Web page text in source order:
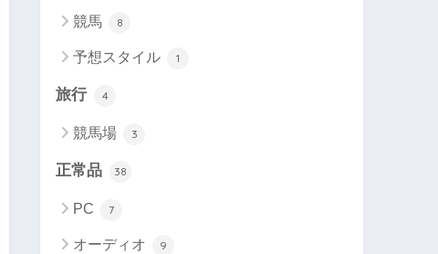
競馬 8
予想スタイル 1
旅行 4
競馬場 3
正常品 38
PC 7
オーディオ 9